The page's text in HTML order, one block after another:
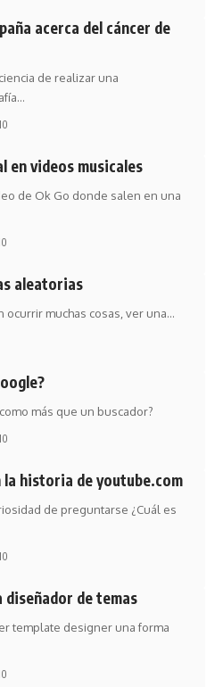
acerca del cáncer de
de realizar una
en videos musicales
de Ok Go donde salen en una
aleatorias
ocurrir muchas cosas, ver una…
más que un buscador?
la historia de youtube.com
de preguntarse ¿Cuál es
diseñador de temas
template designer una forma